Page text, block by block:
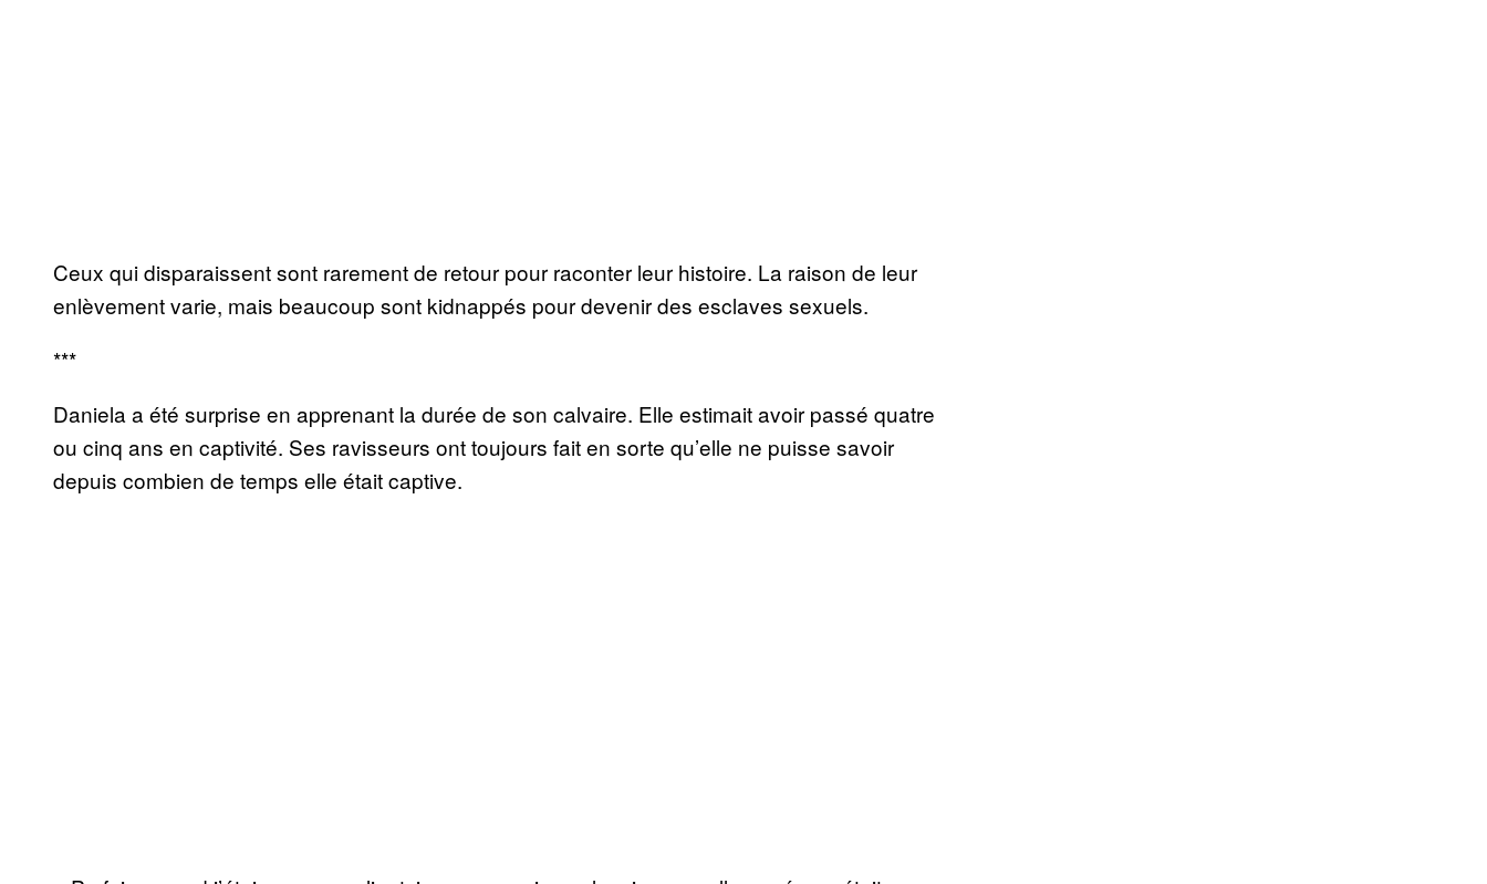
Ceux qui disparaissent sont rarement de retour pour raconter leur histoire. La raison de leur
enlèvement varie, mais beaucoup sont kidnappés pour devenir des esclaves sexuels.
***
Daniela a été surprise en apprenant la durée de son calvaire. Elle estimait avoir passé quatre
ou cinq ans en captivité. Ses ravisseurs ont toujours fait en sorte qu’elle ne puisse savoir
depuis combien de temps elle était captive.